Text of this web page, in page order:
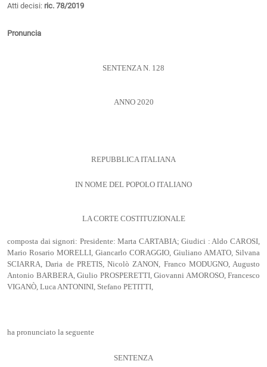
Atti decisi: ric. 78/2019
Pronuncia
SENTENZA N. 128
ANNO 2020
REPUBBLICA ITALIANA
IN NOME DEL POPOLO ITALIANO
LA CORTE COSTITUZIONALE
composta dai signori: Presidente: Marta CARTABIA; Giudici : Aldo CAROSI,
Mario Rosario MORELLI, Giancarlo CORAGGIO, Giuliano AMATO, Silvana
SCIARRA, Daria de PRETIS, Nicolò ZANON, Franco MODUGNO, Augusto
Antonio BARBERA, Giulio PROSPERETTI, Giovanni AMOROSO, Francesco
VIGANÒ, Luca ANTONINI, Stefano PETITTI,
ha pronunciato la seguente
SENTENZA